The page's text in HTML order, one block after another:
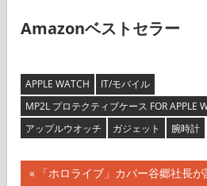
Amazonベストセラー
APPLE WATCH
IT/モバイル
MP2L プロテクティブケース FOR APPLE
アップルウオッチ
ガジェット 腕時計
投 前
「ホロライブ」カバー谷郷社長